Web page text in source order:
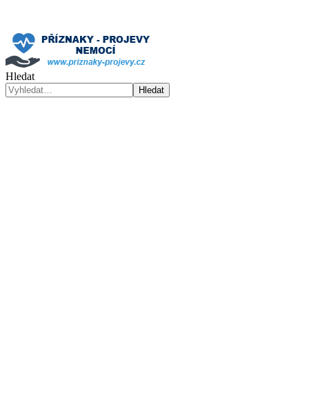
Hledat
Hledat